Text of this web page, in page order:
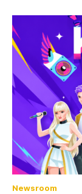
Newsroom